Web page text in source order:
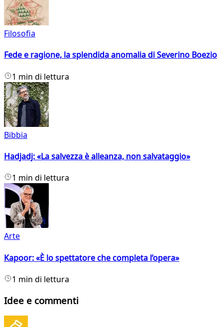
Filosofia
Fede e ragione, la splendida anomalia di Severino Boezio
1 min di lettura
Bibbia
Hadjadj: «La salvezza è alleanza, non salvataggio»
1 min di lettura
Arte
Kapoor: «È lo spettatore che completa l’opera»
1 min di lettura
Idee e commenti